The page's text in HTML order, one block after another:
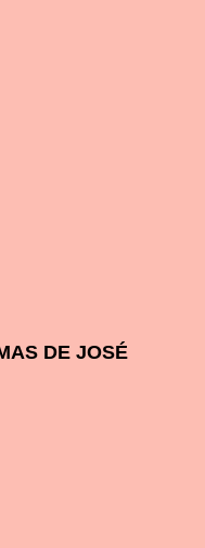
DE JOSÉ